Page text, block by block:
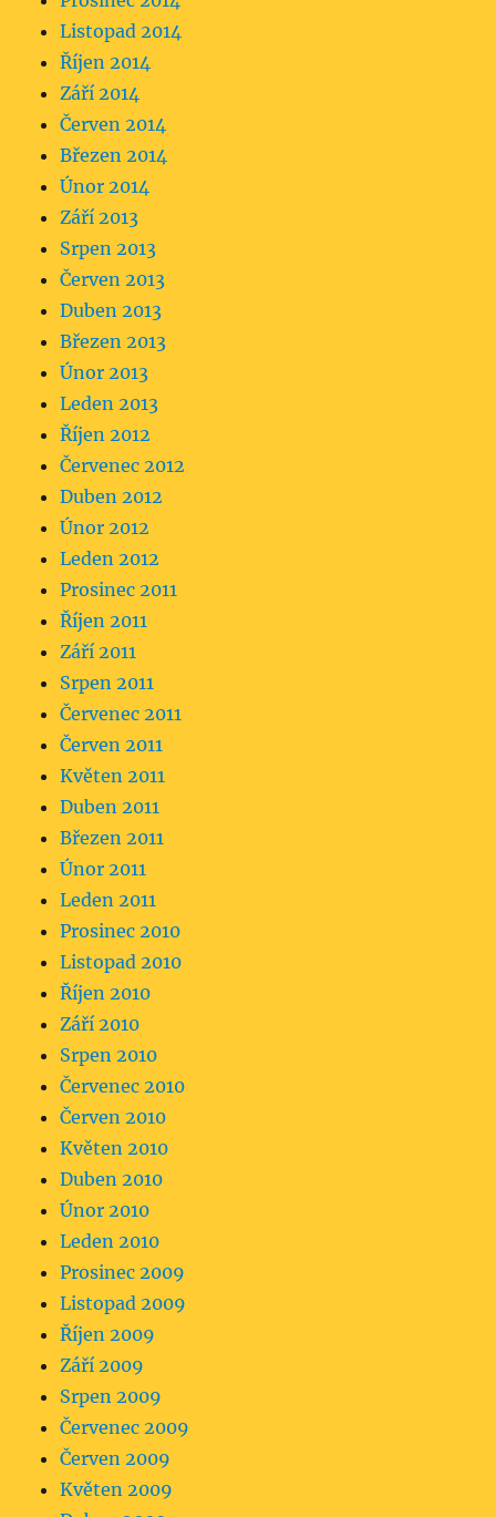
Listopad 2014
Říjen 2014
Září 2014
Červen 2014
Březen 2014
Únor 2014
Září 2013
Srpen 2013
Červen 2013
Duben 2013
Březen 2013
Únor 2013
Leden 2013
Říjen 2012
Červenec 2012
Duben 2012
Únor 2012
Leden 2012
Prosinec 2011
Říjen 2011
Září 2011
Srpen 2011
Červenec 2011
Červen 2011
Květen 2011
Duben 2011
Březen 2011
Únor 2011
Leden 2011
Prosinec 2010
Listopad 2010
Říjen 2010
Září 2010
Srpen 2010
Červenec 2010
Červen 2010
Květen 2010
Duben 2010
Únor 2010
Leden 2010
Prosinec 2009
Listopad 2009
Říjen 2009
Září 2009
Srpen 2009
Červenec 2009
Červen 2009
Květen 2009